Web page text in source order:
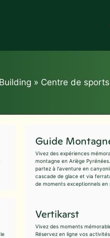
» Centre de
Guide
Vivez des expériences
montagne en Ariège
partez à l'aventure en
cascade de glace et via
de moments exceptionnels en
Vertikarst
Vivez des moments
Réservez en ligne vos